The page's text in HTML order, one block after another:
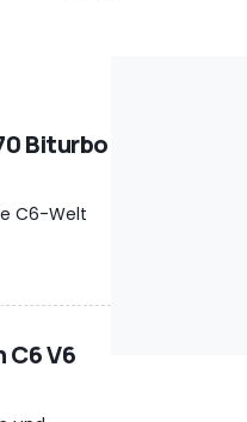
Biturbo
C6-Welt
V6